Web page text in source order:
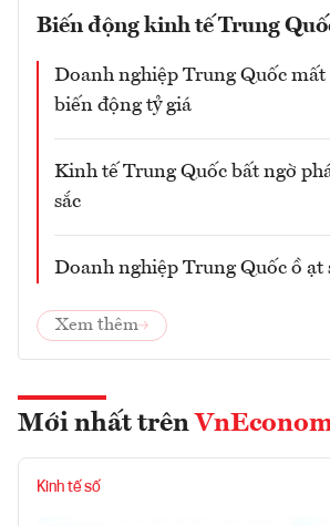
Biến động kinh tế Trung
Doanh nghiệp Trung Quốc mất
biến động tỷ giá
Kinh tế Trung Quốc bất ngờ
sắc
Doanh nghiệp Trung Quốc ồ ạt
Xem thêm
Mới nhất trên
Kinh tế số